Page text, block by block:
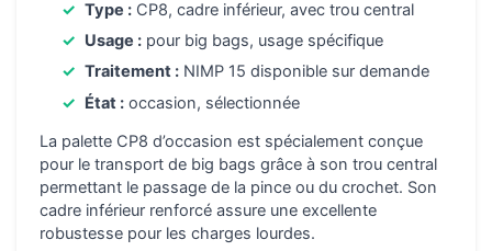
Type :CP8, cadre inférieur, avec trou central
Usage :pour big bags, usage spécifique
Traitement :NIMP 15 disponible sur demande
État :occasion, sélectionnée
La palette CP8 d’occasion est spécialement conçue
pour le transport de big bags grâce à son trou central
permettant le passage de la pince ou du crochet. Son
cadre inférieur renforcé assure une excellente
robustesse pour les charges lourdes.